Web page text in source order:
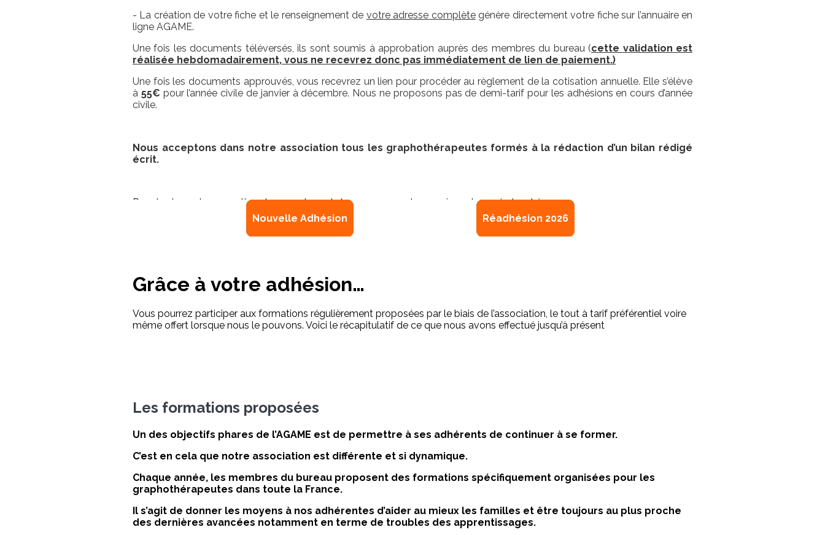
- La création de votre fiche et le renseignement de votre adresse complètegénère directement votre fiche sur l’annuaire en
ligne AGAME.
Une fois les documents téléversés, ils sont soumis à approbation auprès des membres du bureau (cette validation est
réalisée hebdomadairement, vous ne recevrez donc pas immédiatement de lien de paiement.)
Une fois les documents approuvés, vous recevrez un lien pour procéder au règlement de la cotisation annuelle. Elle s’élève
à 55€ pour l’année civile de janvier àdécembre. Nous ne proposons pas de demi-tarif pour les adhésions en cours d’année
civile.
Nous acceptons dans notre association tous les graphothérapeutes formés à la rédaction d’un bilan rédigé
écrit.
Pour toutes autres questions les membres du bureau pourront vous répondre en écrivant à :
contact.association.agame@gmail.com
Nouvelle Adhésion Réadhésion 2026
Grâce à votre adhésion…
Vous pourrez participer aux formations régulièrement proposées par le biais de l’association, le tout à tarif préférentiel voire
même offert lorsque nous le pouvons. Voici le récapitulatif de ce que nous avons effectué jusqu’à présent
Les formations proposées
Un des objectifs phares de l’AGAME est de permettre à ses adhérents de continuer à se former.
C’est en cela que notre association est différente et si dynamique.
Chaque année, les membres du bureau proposent des formations spécifiquement organisées pour les
graphothérapeutes dans toute la France.
Il s’agit de donner les moyens à nos adhérentes d’aider au mieux les familles et être toujours au plus proche
des dernières avancées notamment en terme de troubles des apprentissages.